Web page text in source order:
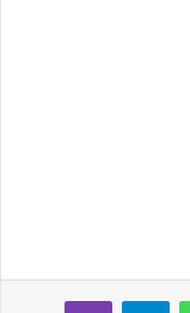
واتساب تيلقرام ڤايبر